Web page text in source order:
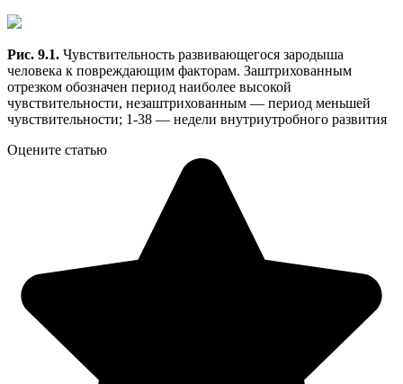
Рис. 9.1. Чувствительность развивающегося зародыша
человека к повреждающим факторам. Заштрихованным
отрезком обозначен период наиболее высокой
чувствительности, незаштрихованным — период меньшей
чувствительности; 1-38 — недели внутриутробного развития
Оцените статью